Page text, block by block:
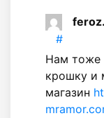
#
Нам тоже
крошку и
магазин